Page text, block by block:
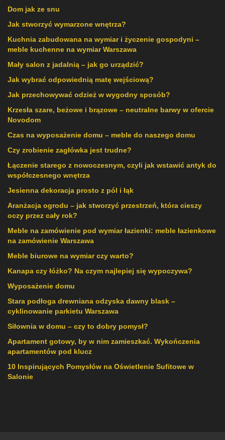
Dom jak ze snu
Jak stworzyć wymarzone wnętrza?
Kuchnia zabudowana na wymiar i życzenie gospodyni –
meble kuchenne na wymiar Warszawa
Mały salon z jadalnią – jak go urządzić?
Jak wybrać odpowiednią matę wejściową?
Jak przechowywać odzież w wygodny sposób?
Krzesła szare, beżowe i brązowe – neutralne barwy w ofercie
Novodom
Czas na wyposażenie domu – meble do naszego domu
Czy zrobienie zagłówka jest trudne?
Łączenie starego z nowoczesnym, czyli jak wstawić antyk do
współczesnego wnętrza
Jesienna dekoracja prosto z pól i łąk
Aranżacja ogrodu – jak stworzyć przestrzeń, która cieszy
oczy przez cały rok?
Meble na zamówienie pod wymiar łazienki: meble łazienkowe
na zamówienie Warszawa
Meble biurowe na wymiar czy warto?
Kanapa czy łóżko? Na czym najlepiej się wypoczywa?
Wyposażenie domu
Stara podłoga drewniana odzyska dawny blask –
cyklinowanie parkietu Warszawa
Siłownia w domu – czy to dobry pomysł?
Apartament gotowy, by w nim zamieszkać. Wykończenia
apartamentów pod klucz
10 Inspirujących Pomysłów na Oświetlenie Sufitowe w
Salonie